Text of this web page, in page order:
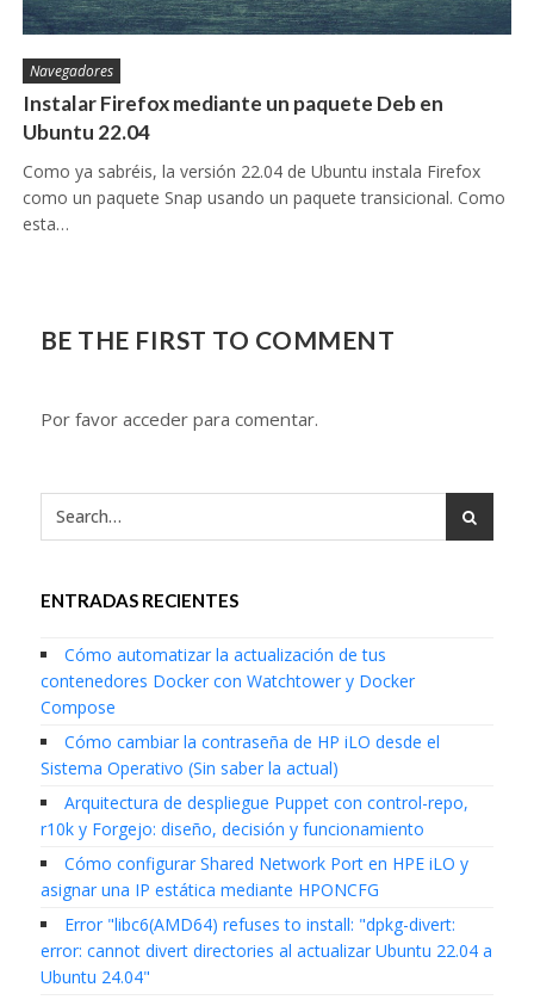
Navegadores
Instalar Firefox mediante un paquete Deb en
Ubuntu 22.04
Como ya sabréis, la versión 22.04 de Ubuntu instala Firefox
como un paquete Snap usando un paquete transicional. Como
esta…
BE THE FIRST TO COMMENT
Por favor acceder para comentar.
ENTRADAS RECIENTES
Cómo automatizar la actualización de tus
contenedores Docker con Watchtower y Docker
Compose
Cómo cambiar la contraseña de HP iLO desde el
Sistema Operativo (Sin saber la actual)
Arquitectura de despliegue Puppet con control-repo,
r10k y Forgejo: diseño, decisión y funcionamiento
Cómo configurar Shared Network Port en HPE iLO y
asignar una IP estática mediante HPONCFG
Error "libc6(AMD64) refuses to install: "dpkg-divert:
error: cannot divert directories al actualizar Ubuntu 22.04 a
Ubuntu 24.04"